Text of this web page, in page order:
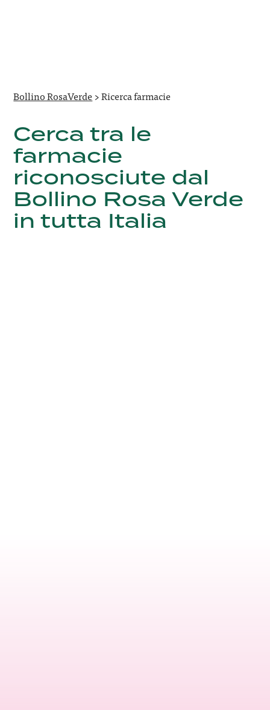
Bollino RosaVerde>Ricerca farmacie
Cerca tra le
farmacie
riconosciute dal
Bollino Rosa Verde
in tutta Italia